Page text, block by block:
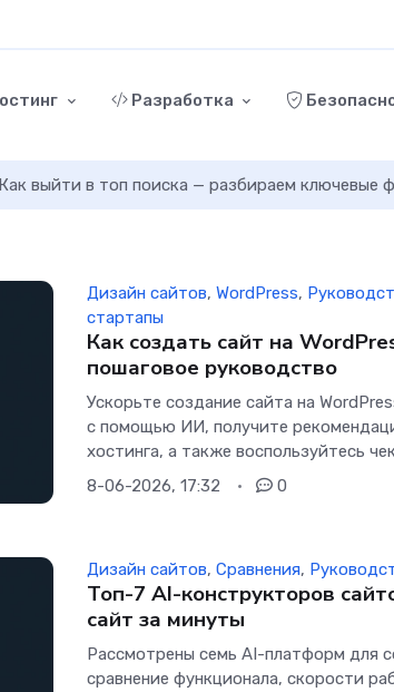
Разработка
выйти в топ поиска — разбираем ключевые
Дизайн сайтов,WordPress,
стартапы
Как создать сайт на
пошаговое руководство
Ускорьте создание сайта на
с помощью ИИ, получите
хостинга, а также воспользуйтесь
8-06-2026, 17:32
0
Дизайн сайтов,Сравнения,
Топ-7 AI-конструкторов
сайт за минуты
Рассмотрены семь AI-платформ для
сравнение функционала, скорости